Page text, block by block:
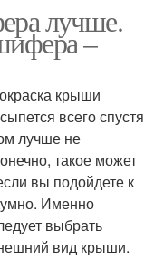
лучше.
–
крыши
всего спустя
лучше не
такое может
вы подойдете к
Именно
выбрать
вид крыши.